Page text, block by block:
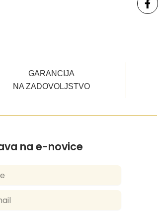
GARANCIJA
NA ZADOVOLJSTVO
na e-novice